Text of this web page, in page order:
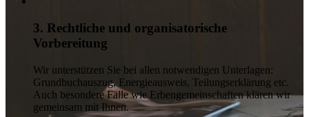
3. Rechtliche und organisatorische
Vorbereitung
Wir unterstützen Sie bei allen notwendigen Unterlagen:
Grundbuchauszug, Energieausweis, Teilungserklärung etc.
Auch besondere Fälle wie Erbengemeinschaften klären wir
gemeinsam mit Ihnen.